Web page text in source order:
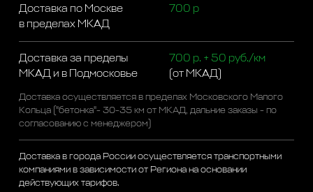
Доставка по Москве
в пределах МКАД
700 р
Доставка за пределы
МКАД и в Подмосковье
700 р. + 50 руб./км
(от МКАД)
Доставка осуществляется в пределах Московского Малого
Кольца ("бетонка"- 30-35 км от МКАД, дальние заказы - по
согласованию с менеджером)
Доставка в города России осуществляется транспортными
компаниями в зависимости от Региона на основании
действующих тарифов.